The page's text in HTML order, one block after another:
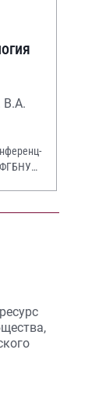
В.А.
ФГБНУ